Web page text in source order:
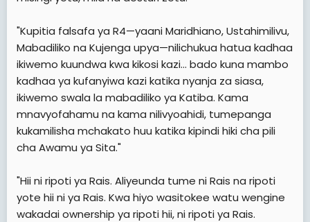
"Kupitia falsafa ya R4—yaani Maridhiano, Ustahimilivu,
Mabadiliko na Kujenga upya—nilichukua hatua kadhaa
ikiwemo kuundwa kwa kikosi kazi... bado kuna mambo
kadhaa ya kufanyiwa kazi katika nyanja za siasa,
ikiwemo swala la mabadiliko ya Katiba. Kama
mnavyofahamu na kama nilivyoahidi, tumepanga
kukamilisha mchakato huu katika kipindi hiki cha pili
cha Awamu ya Sita."
"Hii ni ripoti ya Rais. Aliyeunda tume ni Rais na ripoti
yote hii ni ya Rais. Kwa hiyo wasitokee watu wengine
wakadai ownership ya ripoti hii, ni ripoti ya Rais.